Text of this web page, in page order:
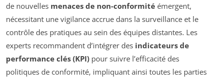
de nouvelles menaces de non-conformité émergent,
nécessitant une vigilance accrue dans la surveillance et le
contrôle des pratiques au sein des équipes distantes. Les
experts recommandent d’intégrer des indicateurs de
performance clés (KPI) pour suivre l’efficacité des
politiques de conformité, impliquant ainsi toutes les parties